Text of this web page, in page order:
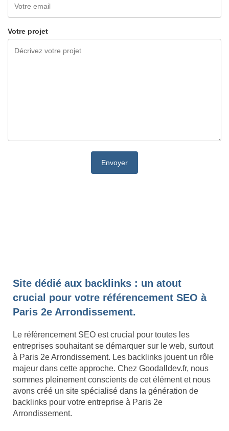
Votre projet
Site dédié aux backlinks : un atout
crucial pour votre référencement SEO à
Paris 2e Arrondissement.
Le référencement SEO est crucial pour toutes les
entreprises souhaitant se démarquer sur le web, surtout
à Paris 2e Arrondissement. Les backlinks jouent un rôle
majeur dans cette approche. Chez Goodalldev.fr, nous
sommes pleinement conscients de cet élément et nous
avons créé un site spécialisé dans la génération de
backlinks pour votre entreprise à Paris 2e
Arrondissement.